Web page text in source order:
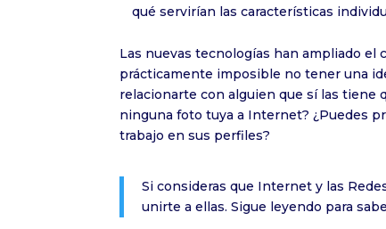
qué servirían las características
Las nuevas tecnologías han ampliado el
prácticamente imposible no tener una
relacionarte con alguien que sí las tiene
ninguna foto tuya a Internet? ¿Puedes
trabajo en sus perfiles?
Si consideras que Internet y las
unirte a ellas. Sigue leyendo para